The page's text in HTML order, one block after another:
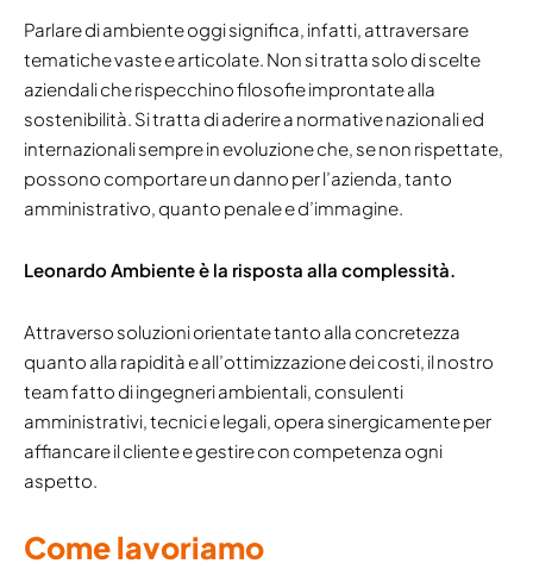
Parlare di ambiente oggi significa, infatti, attraversare
tematiche vaste e articolate. Non si tratta solo di scelte
aziendali che rispecchino filosofie improntate alla
sostenibilità. Si tratta di aderire a normative nazionali ed
internazionali sempre in evoluzione che, se non rispettate,
possono comportare un danno per l’azienda, tanto
amministrativo, quanto penale e d’immagine.
Leonardo Ambiente è la risposta alla complessità.
Attraverso soluzioni orientate tanto alla concretezza
quanto alla rapidità e all’ottimizzazione dei costi, il nostro
team fatto di ingegneri ambientali, consulenti
amministrativi, tecnici e legali, opera sinergicamente per
affiancare il cliente e gestire con competenza ogni
aspetto.
Come lavoriamo